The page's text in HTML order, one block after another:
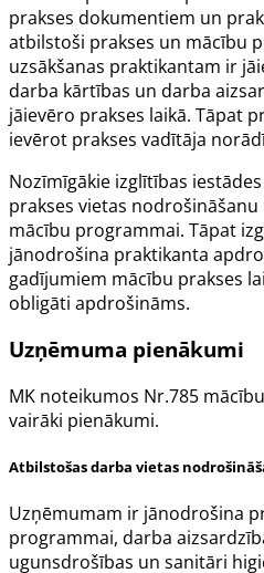
prakses dokumentiem un
atbilstoši prakses un mācību
uzsākšanas praktikantam ir
darba kārtības un darba
jāievēro prakses laikā. Tāpat
ievērot prakses vadītāja
Nozīmīgākie izglītības
prakses vietas
mācību programmai. Tāpat
jānodrošina praktikanta
gadījumiem mācību prakses
obligāti apdrošināms.
Uzņēmuma pienākumi
MK noteikumos Nr.785
vairāki pienākumi.
Atbilstošas darba vietas
Uzņēmumam ir jānodrošina
programmai, darba
ugunsdrošības un sanitāri